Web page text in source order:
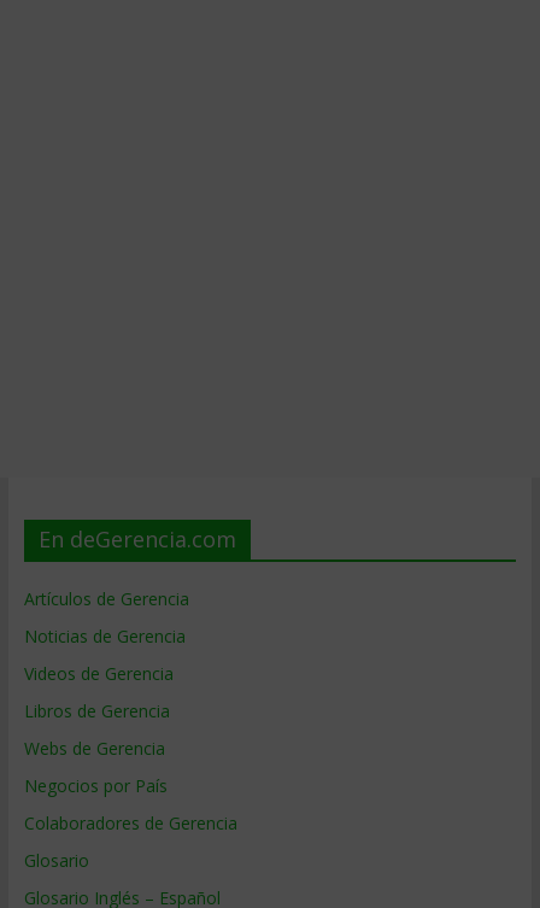
En deGerencia.com
Artículos de Gerencia
Noticias de Gerencia
Videos de Gerencia
Libros de Gerencia
Webs de Gerencia
Negocios por País
Colaboradores de Gerencia
Glosario
Glosario Inglés – Español